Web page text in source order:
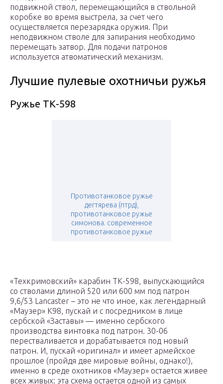
подвижной ствол, перемещающийся в ствольной
коробке во время выстрела, за счет чего
осуществляется перезарядка оружия. При
неподвижном стволе для запирания необходимо
перемещать затвор. Для подачи патронов
используется атвоматический механизм.
Лучшие пулевые охотничьи ружья
Ружье ТК-598
Противотанковое ружье
дегтярева (птрд),
противотанковое ружье
симонова. современное
противотанковое ружье
«Техкримовский» карабин ТК-598, выпускающийся
со стволами длиной 520 или 600 мм под патрон
9,6/53 Lancaster – это не что иное, как легендарный
«Маузер» K98, пускай и с посредником в лице
сербской «Заставы» — именно сербского
производства винтовка под патрон. 30-06
перестваливается и дорабатывается под новый
патрон. И, пускай «оригинал» и имеет армейское
прошлое (пройдя две мировые войны, однако!),
именно в среде охотников «Маузер» остается живее
всех живых: эта схема остается одной из самых